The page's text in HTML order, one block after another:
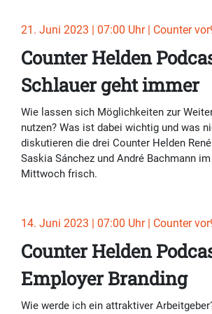
21. Juni 2023 | 07:00 Uhr | Counter
Counter Helden
Schlauer geht immer
Wie lassen sich Möglichkeiten zur
nutzen? Was ist dabei wichtig und was
diskutieren die drei Counter Helden
Saskia Sánchez und André Bachmann
Mittwoch frisch.
14. Juni 2023 | 07:00 Uhr | Counter
Counter Helden
Employer Branding
Wie werde ich ein attraktiver